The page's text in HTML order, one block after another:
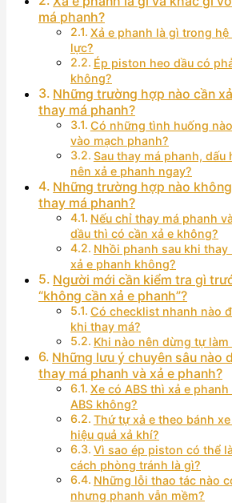
má phanh?
Xả e phanh là gì trong
lực?
Ép piston heo dầu có
không?
Những trường hợp nào cần
thay má phanh?
Có những tình huống
vào mạch phanh?
Sau thay má phanh, dấu
nên xả e phanh ngay?
Những trường hợp nào
thay má phanh?
Nếu chỉ thay má phanh
dầu thì có cần xả e không?
Nhồi phanh sau khi
xả e phanh không?
Người mới cần kiểm tra gì
“không cần xả e phanh”?
Có checklist nhanh nào
khi thay má?
Khi nào nên dừng tự
Những lưu ý chuyên sâu nào
thay má phanh và xả e phanh?
Xe có ABS thì xả e
ABS không?
Thứ tự xả e theo bánh
hiệu quả xả khí?
Vì sao ép piston có thể
cách phòng tránh là gì?
Những lỗi thao tác nào
nhưng phanh vẫn mềm?